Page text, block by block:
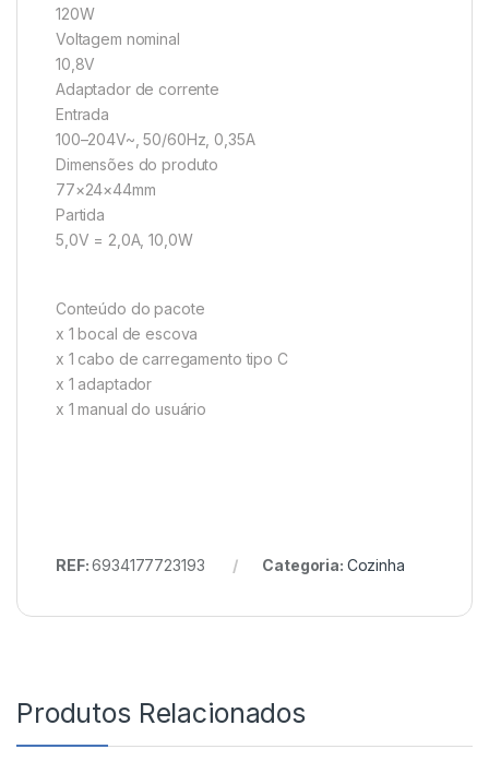
120W
Voltagem nominal
10,8V
Adaptador de corrente
Entrada
100–204V~, 50/60Hz, 0,35A
Dimensões do produto
77×24×44mm
Partida
5,0V = 2,0A, 10,0W
Conteúdo do pacote
x 1 bocal de escova
x 1 cabo de carregamento tipo C
x 1 adaptador
x 1 manual do usuário
REF:6934177723193 Categoria: Cozinha
Produtos Relacionados